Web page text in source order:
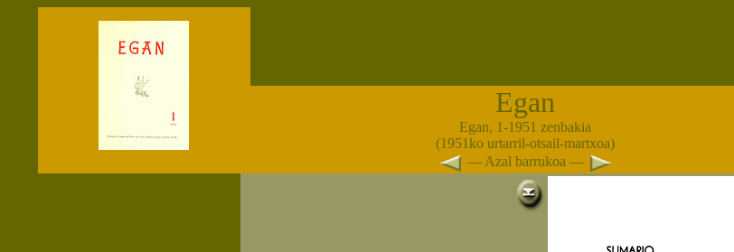
Egan
Egan, 1-1951 zenbakia
(1951ko urtarril-otsail-martxoa)
— Azal barrukoa —